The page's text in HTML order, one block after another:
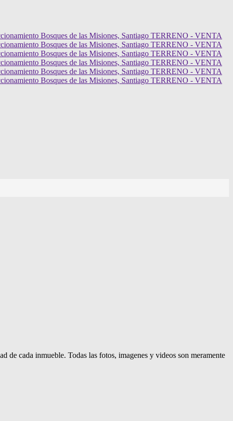
de cada inmueble. Todas las fotos, imagenes y videos son meramente